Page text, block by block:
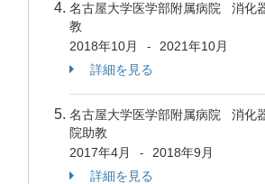
名古屋大学医学部附属病院 消化
教
2018年10月
-
2021年10月
詳細を見る
名古屋大学医学部附属病院 消化
院助教
2017年4月
-
2018年9月
詳細を見る